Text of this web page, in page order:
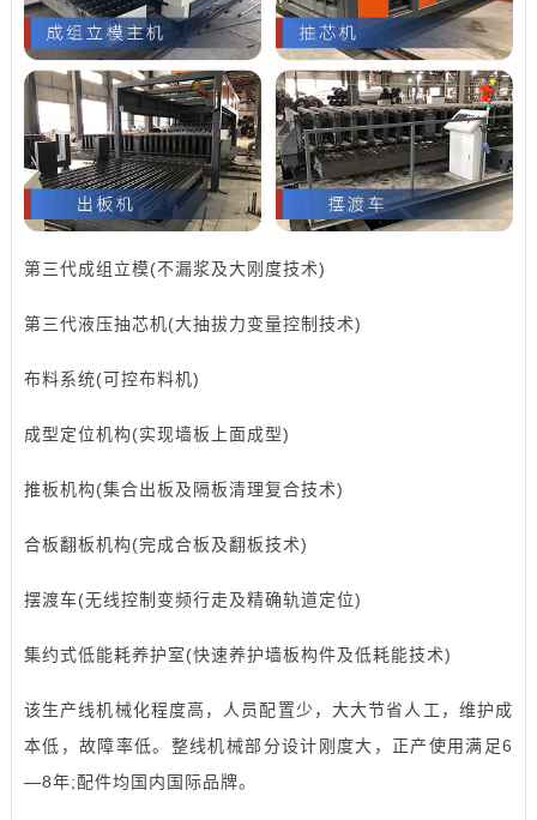
第三代成组立模(不漏浆及大刚度技术)
第三代液压抽芯机(大抽拔力变量控制技术)
布料系统(可控布料机)
成型定位机构(实现墙板上面成型)
推板机构(集合出板及隔板清理复合技术)
合板翻板机构(完成合板及翻板技术)
摆渡车(无线控制变频行走及精确轨道定位)
集约式低能耗养护室(快速养护墙板构件及低耗能技术)
该生产线机械化程度高，人员配置少，大大节省人工，维护成
本低，故障率低。整线机械部分设计刚度大，正产使用满足6
—8年;配件均国内国际品牌。